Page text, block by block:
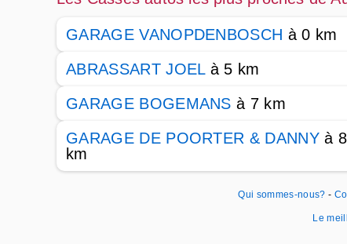
GARAGE VANOPDENBOSCH à 0 km
ABRASSART JOELà 5 km
GARAGE BOGEMANS à 7 km
GARAGE DE POORTER & DANNY à 8
km
Qui sommes-nous? -
Le